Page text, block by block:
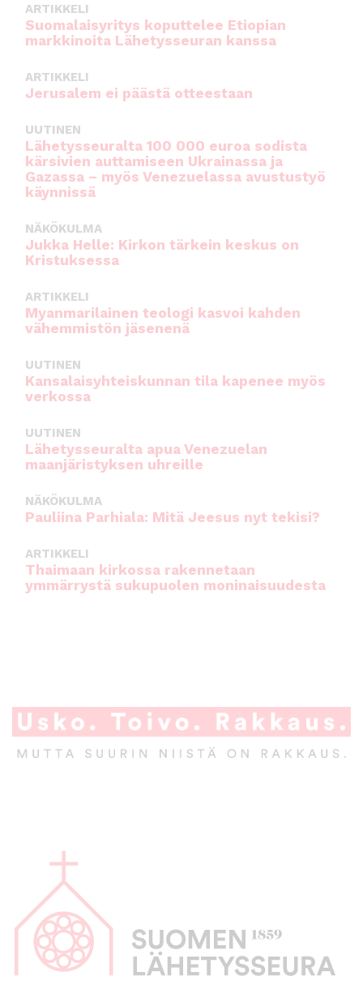
ARTIKKELI
Suomalaisyritys koputtelee Etiopian
markkinoita Lähetysseuran kanssa
ARTIKKELI
Jerusalem ei päästä otteestaan
UUTINEN
Lähetysseuralta 100 000 euroa sodista
kärsivien auttamiseen Ukrainassa ja
Gazassa – myös Venezuelassa avustustyö
käynnissä
NÄKÖKULMA
Jukka Helle: Kirkon tärkein keskus on
Kristuksessa
ARTIKKELI
Myanmarilainen teologi kasvoi kahden
vähemmistön jäsenenä
UUTINEN
Kansalaisyhteiskunnan tila kapenee myös
verkossa
UUTINEN
Lähetysseuralta apua Venezuelan
maanjäristyksen uhreille
NÄKÖKULMA
Pauliina Parhiala: Mitä Jeesus nyt tekisi?
ARTIKKELI
Thaimaan kirkossa rakennetaan
ymmärrystä sukupuolen moninaisuudesta
p